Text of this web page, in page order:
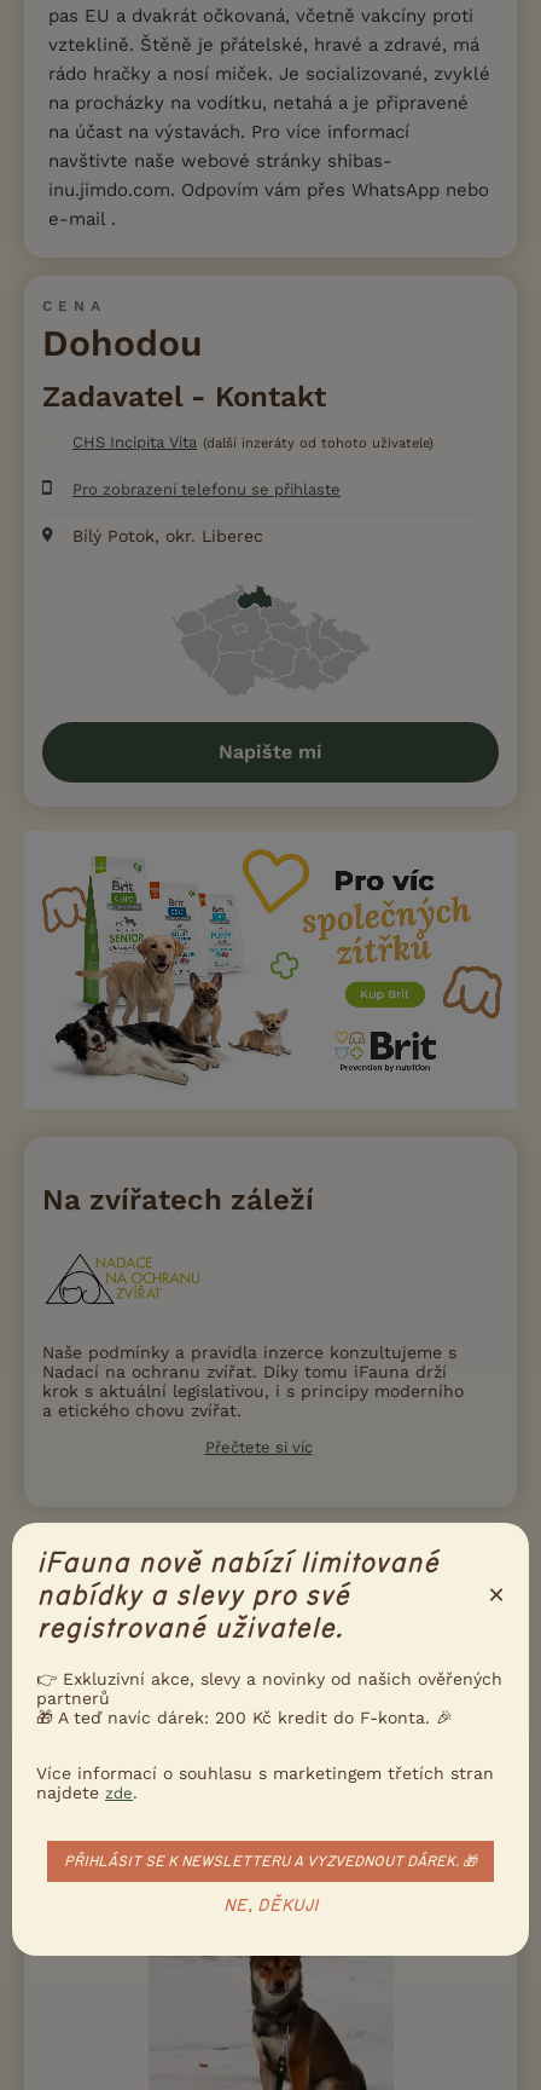
pas EU a dvakrát očkovaná, včetně vakcíny proti
vzteklině. Štěně je přátelské, hravé a zdravé, má
rádo hračky a nosí miček. Je socializované, zvyklé
na procházky na vodítku, netahá a je připravené
na účast na výstavách. Pro více informací
navštivte naše webové stránky shibas-
inu.jimdo.com. Odpovím vám přes WhatsApp nebo
e-mail .
CENA
Dohodou
Zadavatel - Kontakt
CHS Incipita Vita (další inzeráty od tohoto uživatele)
Pro zobrazení telefonu se přihlaste
Bílý Potok, okr. Liberec
Napište mi
Na zvířatech záleží
Naše podmínky a pravidla inzerce konzultujeme s
Nadací na ochranu zvířat. Díky tomu iFauna drží
krok s aktuální legislativou, i s principy moderního
a etického chovu zvířat.
Přečtete si víc
Poslat inzerát e-mailem
Nahlásit inzerát
DALŠÍ INZERÁTY S NABÍDKOU SHIBA INU
PRODÁM
Shiba Inu s PP (FCI)
iFauna nově nabízí limitované
nabídky a slevy pro své
registrované uživatele.
×
👉 Exkluzivní akce, slevy a novinky od našich ověřených
partnerů
🎁 A teď navíc dárek: 200 Kč kredit do F-konta. 🎉
Více informací o souhlasu s marketingem třetích stran
najdete zde.
PŘIHLÁSIT SE K NEWSLETTERU A VYZVEDNOUT DÁREK. 🎁
NE, DĚKUJI